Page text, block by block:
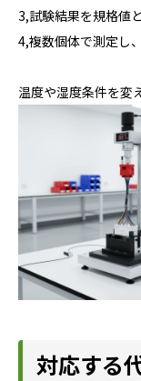
3,試験結果を規格値
4,複数個体で測定し
温度や湿度条件を変
対応する